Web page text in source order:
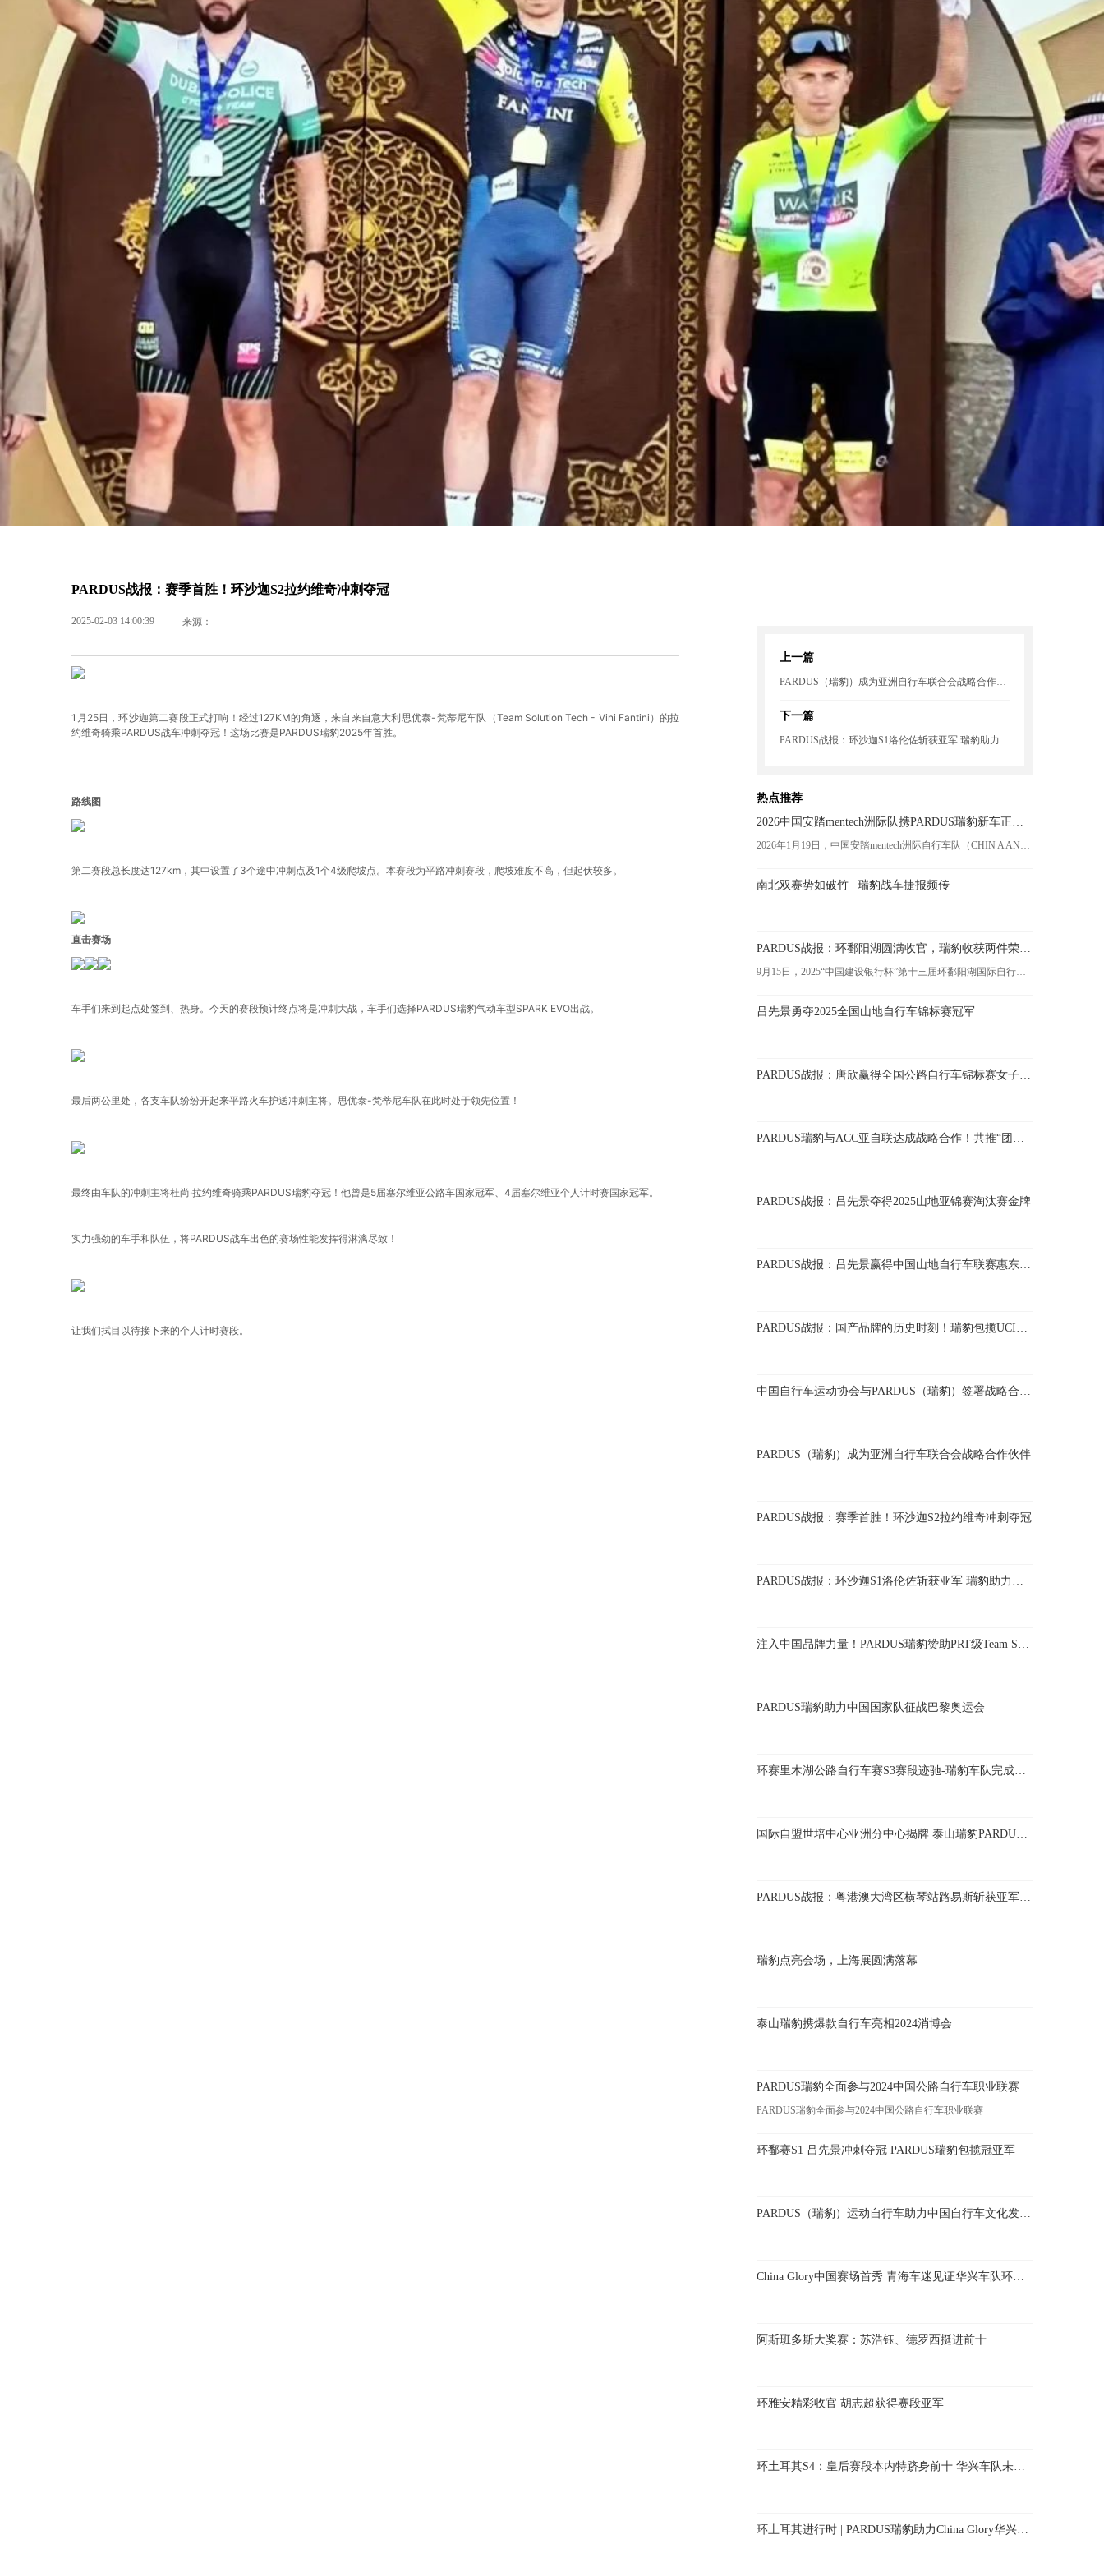
PARDUS战报：赛季首胜！环沙迦S2拉约维奇冲刺夺冠
2025-02-03 14:00:39 来源：
1月25日，环沙迦第二赛段正式打响！经过127KM的角逐，来自来自意大利思优泰-梵蒂尼车队（Team Solution Tech - Vini Fantini）的拉
约维奇骑乘PARDUS战车冲刺夺冠！这场比赛是PARDUS瑞豹2025年首胜。
路线图
第二赛段总长度达127km，其中设置了3个途中冲刺点及1个4级爬坡点。本赛段为平路冲刺赛段，爬坡难度不高，但起伏较多。
直击赛场
车手们来到起点处签到、热身。今天的赛段预计终点将是冲刺大战，车手们选择PARDUS瑞豹气动车型SPARK EVO出战。
最后两公里处，各支车队纷纷开起来平路火车护送冲刺主将。思优泰-梵蒂尼车队在此时处于领先位置！
最终由车队的冲刺主将杜尚·拉约维奇骑乘PARDUS瑞豹夺冠！他曾是5届塞尔维亚公路车国家冠军、4届塞尔维亚个人计时赛国家冠军。
实力强劲的车手和队伍，将PARDUS战车出色的赛场性能发挥得淋漓尽致！
让我们拭目以待接下来的个人计时赛段。
上一篇
PARDUS（瑞豹）成为亚洲自行车联合会战略合作伙伴
下一篇
PARDUS战报：环沙迦S1洛伦佐斩获亚军 瑞豹助力思优泰-梵蒂尼车队再创佳绩
热点推荐
2026中国安踏mentech洲际队携PARDUS瑞豹新车正式亮相
2026年1月19日，中国安踏mentech洲际自行车队（CHIN A ANTA- MENTECH CONTINENTAL CYCLING TEAM）在海南三亚召开新赛季发布会。本次发布会以“骏驰万里，踏梦天涯”为主题，16名优秀车手组成的强力阵容集体亮相，安踏2026全新科技战衣、瑞豹第四代Spark Evo战车等装备一一揭晓，吸引了众多体育圈媒体及自行车爱好者的高度关注。
南北双赛势如破竹 | 瑞豹战车捷报频传
PARDUS战报：环鄱阳湖圆满收官，瑞豹收获两件荣誉衫
9月15日，2025“中国建设银行杯”第十三届环鄱阳湖国际自行车大赛(下简称环鄱阳湖)在江西九江正式拉开序幕。经过11个赛段的比拼，中国安踏洲际自行车队收获冲刺王橙衫及大中华最佳粉衫。
吕先景勇夺2025全国山地自行车锦标赛冠军
PARDUS战报：唐欣赢得全国公路自行车锦标赛女子城市绕圈淘汰赛冠军
PARDUS瑞豹与ACC亚自联达成战略合作！共推“团结计划”助力亚洲自行车运动发展
PARDUS战报：吕先景夺得2025山地亚锦赛淘汰赛金牌
PARDUS战报：吕先景赢得中国山地自行车联赛惠东站冠军
PARDUS战报：国产品牌的历史时刻！瑞豹包揽UCI2.PRO赛事领奖台
中国自行车运动协会与PARDUS（瑞豹）签署战略合作协议，携手备战洛杉矶奥运
PARDUS（瑞豹）成为亚洲自行车联合会战略合作伙伴
PARDUS战报：赛季首胜！环沙迦S2拉约维奇冲刺夺冠
PARDUS战报：环沙迦S1洛伦佐斩获亚军 瑞豹助力思优泰-梵蒂尼车队再创佳绩
注入中国品牌力量！PARDUS瑞豹赞助PRT级Team Solution Tech-Vini Fantini车队
PARDUS瑞豹助力中国国家队征战巴黎奥运会
环赛里木湖公路自行车赛S3赛段迹驰-瑞豹车队完成赛前计划
国际自盟世培中心亚洲分中心揭牌 泰山瑞豹PARDUS受邀出席
PARDUS战报：粤港澳大湾区横琴站路易斯斩获亚军 瑞豹深度参与环西中国赛
瑞豹点亮会场，上海展圆满落幕
泰山瑞豹携爆款自行车亮相2024消博会
PARDUS瑞豹全面参与2024中国公路自行车职业联赛
PARDUS瑞豹全面参与2024中国公路自行车职业联赛
环鄱赛S1 吕先景冲刺夺冠 PARDUS瑞豹包揽冠亚军
PARDUS（瑞豹）运动自行车助力中国自行车文化发展：北京数智体育公开赛在京开赛
China Glory中国赛场首秀 青海车迷见证华兴车队环湖赛启程
阿斯班多斯大奖赛：苏浩钰、德罗西挺进前十
环雅安精彩收官 胡志超获得赛段亚军
环土耳其S4：皇后赛段本内特跻身前十 华兴车队未来可期
环土耳其进行时 | PARDUS瑞豹助力China Glory华兴车队